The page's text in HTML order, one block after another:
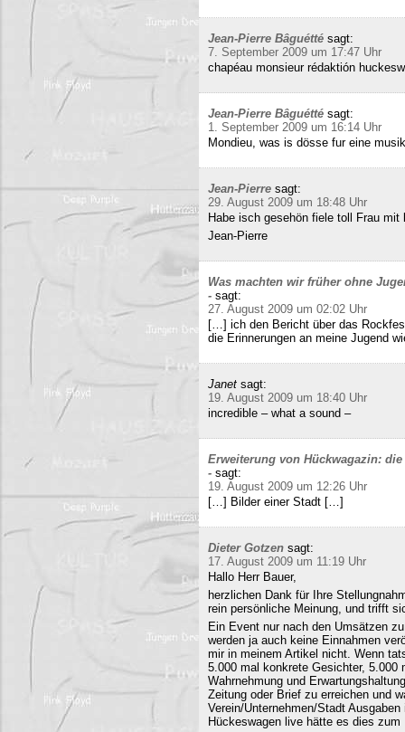
Jean-Pierre Bâguétté sagt:
7. September 2009 um 17:47 Uhr
chapéau monsieur rédaktión
Jean-Pierre Bâguétté sagt:
1. September 2009 um 16:14 Uhr
Mondieu, was is dösse fur eine
Jean-Pierre sagt:
29. August 2009 um 18:48 Uhr
Habe isch gesehön fiele toll Frau
Jean-Pierre
Was machten wir früher ohne
- sagt:
27. August 2009 um 02:02 Uhr
[…] ich den Bericht über das
die Erinnerungen an meine Jugend
Janet sagt:
19. August 2009 um 18:40 Uhr
incredible – what a sound –
Erweiterung von Hückwagazin:
- sagt:
19. August 2009 um 12:26 Uhr
[…] Bilder einer Stadt […]
Dieter Gotzen sagt:
17. August 2009 um 11:19 Uhr
Hallo Herr Bauer,
herzlichen Dank für Ihre
rein persönliche Meinung, und trifft
Ein Event nur nach den Umsätzen
werden ja auch keine Einnahmen
mir in meinem Artikel nicht. Wenn
5.000 mal konkrete Gesichter, 5.000
Wahrnehmung und
Zeitung oder Brief zu erreichen und
Verein/Unternehmen/Stadt
Hückeswagen live hätte es dies zum